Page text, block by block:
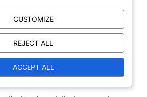
la comunicación y el apoyo entre
tienden a recuperarse más
de las lesiones.
de equipos
CUSTOMIZE
REJECT ALL
ACCEPT ALL